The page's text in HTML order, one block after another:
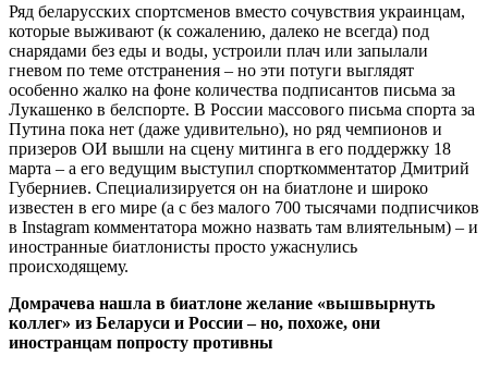
Ряд беларусских спортсменов вместо сочувствия украинцам,
которые выживают (к сожалению, далеко не всегда) под
снарядами без еды и воды, устроили плач или запылали
гневом по теме отстранения – но эти потуги выглядят
особенно жалко на фоне количества подписантов письма за
Лукашенко в белспорте. В России массового письма спорта за
Путина пока нет (даже удивительно), но ряд чемпионов и
призеров ОИ вышли на сцену митинга в его поддержку 18
марта – а его ведущим выступил спорткомментатор Дмитрий
Губерниев. Специализируется он на биатлоне и широко
известен в его мире (а с без малого 700 тысячами подписчиков
в Instagram комментатора можно назвать там влиятельным) – и
иностранные биатлонисты просто ужаснулись
происходящему.
Домрачева нашла в биатлоне желание «вышвырнуть
коллег» из Беларуси и России – но, похоже, они
иностранцам попросту противны